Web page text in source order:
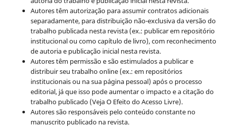
Autores têm autorização para assumir contratos adicionais
separadamente, para distribuição não-exclusiva da versão do
trabalho publicada nesta revista (ex.: publicar em repositório
institucional ou como capítulo de livro), com reconhecimento
de autoria e publicação inicial nesta revista.
Autores têm permissão e são estimulados a publicar e
distribuir seu trabalho online (ex.: em repositórios
institucionais ou na sua página pessoal) após o processo
editorial, já que isso pode aumentar o impacto e a citação do
trabalho publicado (Veja O Efeito do Acesso Livre).
Autores são responsáveis pelo conteúdo constante no
manuscrito publicado na revista.